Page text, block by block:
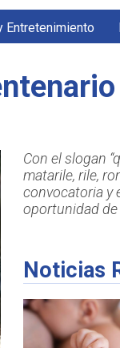
Entretenimiento
Con el slogan
matarile, rile,
convocatoria y
oportunidad de
Noticias